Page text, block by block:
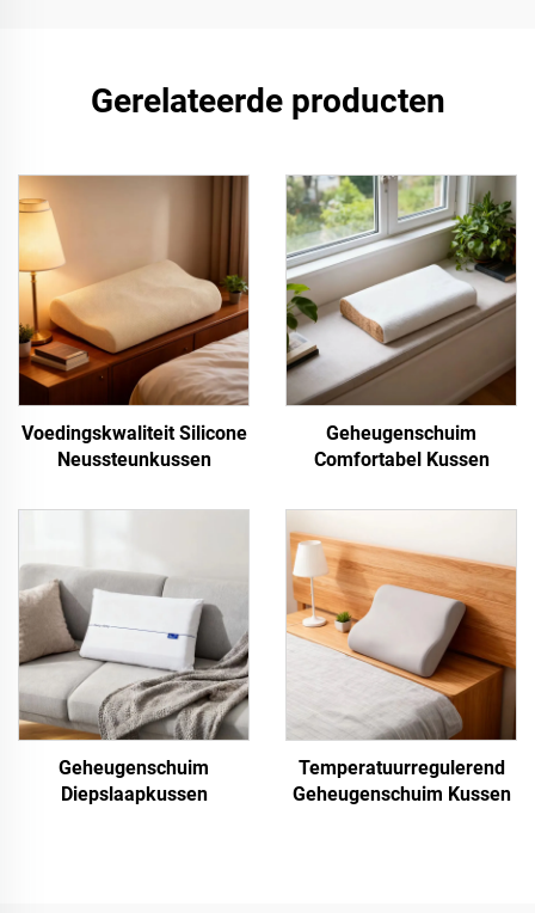
Gerelateerde producten
Voedingskwaliteit Silicone
Neussteunkussen
Geheugenschuim
Comfortabel Kussen
Geheugenschuim
Diepslaapkussen
Temperatuurregulerend
Geheugenschuim Kussen